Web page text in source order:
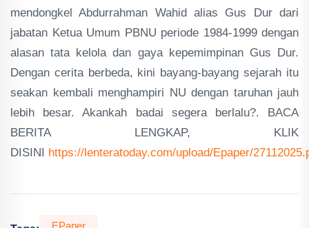
mendongkel Abdurrahman Wahid alias Gus Dur dari
jabatan Ketua Umum PBNU periode 1984-1999 dengan
alasan tata kelola dan gaya kepemimpinan Gus Dur.
Dengan cerita berbeda, kini bayang-bayang sejarah itu
seakan kembali menghampiri NU dengan taruhan jauh
lebih besar. Akankah badai segera berlalu?. BACA
BERITA LENGKAP, KLIK
DISINI https://lenteratoday.com/upload/Epaper/
EPaper